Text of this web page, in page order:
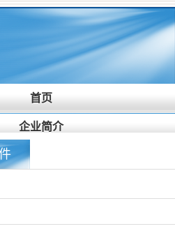
首页
企业简介
产品与服务